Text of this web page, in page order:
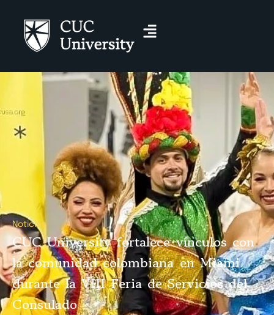
Noticias
CUC University fortalece vínculos con
la comunidad colombiana en Miami
durante la VIII Feria de Servicios del
Consulado